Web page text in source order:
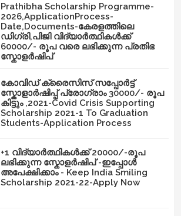
Prathibha Scholarship Programme-
2026,ApplicationProcess-
Date,Documents-കേരളത്തിലെ
ഡിഗ്രി,പിജി വിദ്യാർത്ഥികൾക്ക്
60000/- രൂപ വരെ ലഭിക്കുന്ന പ്രതിഭ
സ്കോളർഷിപ്
കോവിഡ് ക്രൈസിസ് സപ്പോർട്ട്
സ്കോളാർഷിപ്പ് പ്രോഗ്രാം 30000/- രൂപ
കിട്ടും ,2021-Covid Crisis Supporting
Scholarship 2021-1 To Graduation
Students-Application Process
+1 വിദ്യാർത്ഥികൾക്ക് 20000/-രൂപ
ലഭിക്കുന്ന സ്കോളർഷിപ് -ഇപ്പോൾ
അപേക്ഷിക്കാം - Keep India Smiling
Scholarship 2021-22-Apply Now